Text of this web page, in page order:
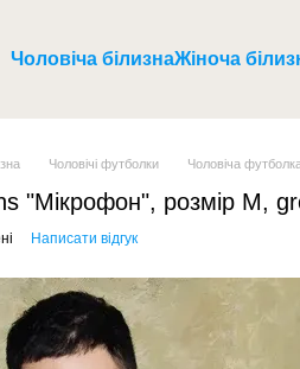
Чоловіча білизнаЖіноча
Чоловічі футболки Чоловіча
"Мікрофон", розмір M,
Написати відгук